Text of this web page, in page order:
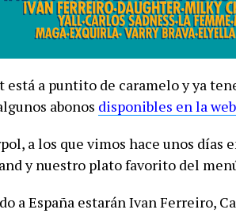
está a puntito de caramelo y ya
abonos disponibles en la
a los que vimos hace unos días
y nuestro plato favorito del
a España estarán Ivan Ferreiro,